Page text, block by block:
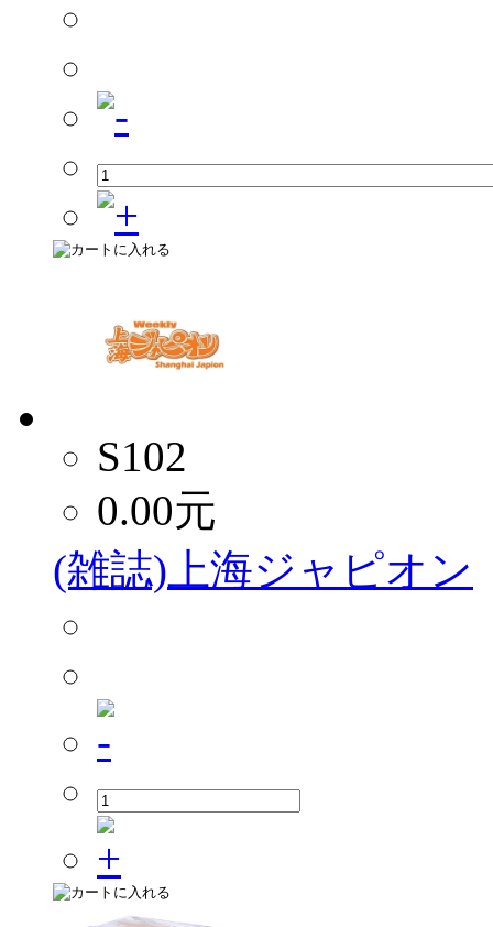
S102
0.00元
(雑誌)上海ジャピオン